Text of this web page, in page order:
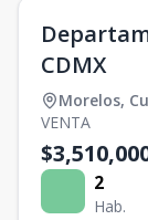
CDMX
Morelos,
VENTA
2
Hab.